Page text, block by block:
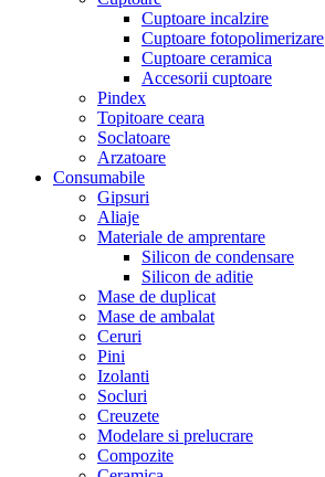
Cuptoare incalzire
Cuptoare fotopolimerizare
Cuptoare ceramica
Accesorii cuptoare
Pindex
Topitoare ceara
Soclatoare
Arzatoare
Consumabile
Gipsuri
Aliaje
Materiale de amprentare
Silicon de condensare
Silicon de aditie
Mase de duplicat
Mase de ambalat
Ceruri
Pini
Izolanti
Socluri
Creuzete
Modelare si prelucrare
Compozite